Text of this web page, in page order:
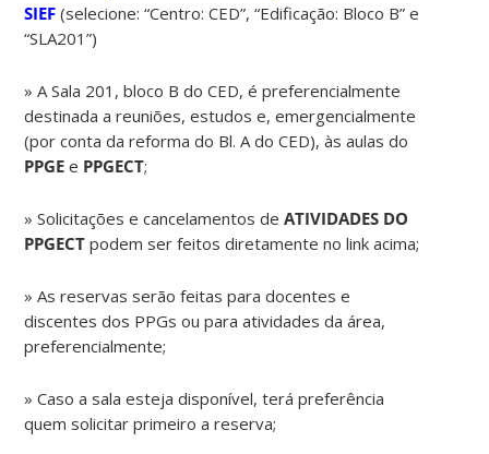
SIEF (selecione: “Centro: CED”, “Edificação: Bloco B” e
“SLA201”)
» A Sala 201, bloco B do CED, é preferencialmente
destinada a reuniões, estudos e, emergencialmente
(por conta da reforma do Bl. A do CED), às aulas do
PPGE e PPGECT;
» Solicitações e cancelamentos deATIVIDADES DO
PPGECT podem ser feitos diretamente no link acima;
» As reservas serão feitas para docentes e
discentes dos PPGs ou para atividades da área,
preferencialmente;
» Caso a sala esteja disponível, terá preferência
quem solicitar primeiro a reserva;